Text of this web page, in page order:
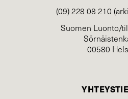
(09) 228 08 210
Suomen Luonto/
00580